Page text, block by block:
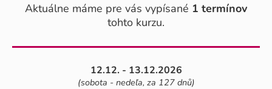
Aktuálne máme pre vás vypísané 1 termínov
tohto kurzu.
12.12. - 13.12.2026
(sobota - nedeľa, za 127 dnů)